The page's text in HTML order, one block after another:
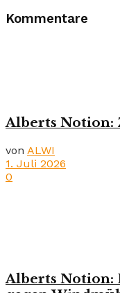
Kommentare
Alberts Notion:
von ALWI
1. Juli 2026
0
Alberts Notion: